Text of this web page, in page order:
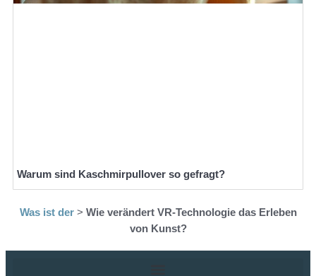
Warum sind Kaschmirpullover so gefragt?
Was ist der> Wie verändert VR-Technologie das Erleben
von Kunst?